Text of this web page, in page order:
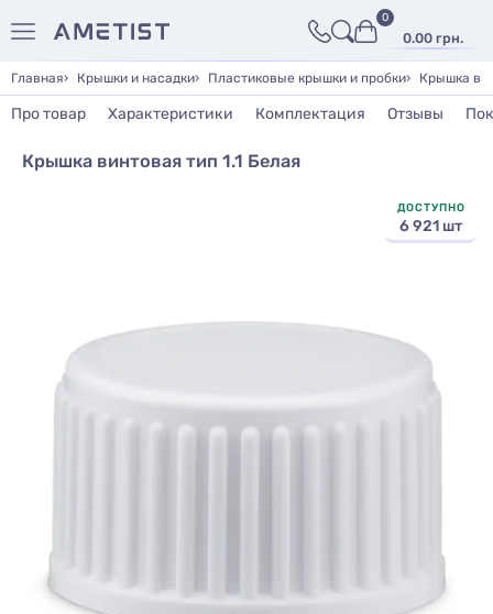
0.00 грн.
0
Главная Крышки и насадки Пластиковые крышки и пробки Крышка
Про товар Характеристики Комплектация Отзывы
Крышка винтовая тип 1.1 Белая
ДОСТУПНО
6 921 шт